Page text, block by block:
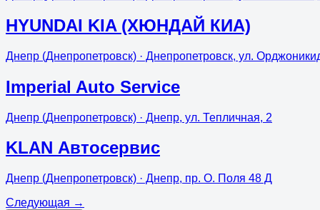
HYUNDAI KIA (ХЮНДАЙ КИА)
Днепр (Днепропетровск) · Днепропетровск, ул.
Imperial Auto Service
Днепр (Днепропетровск) · Днепр, ул. Тепличная, 2
KLAN Автосервис
Днепр (Днепропетровск) · Днепр, пр. О. Поля 48 Д
Следующая →